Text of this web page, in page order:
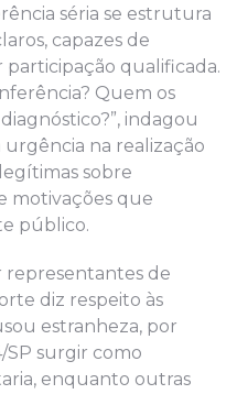
séria se estrutura
capazes de
qualificada.
Quem os
indagou
na realização
sobre
motivações que
público.
de
diz respeito às
estranheza, por
SP surgir como
enquanto outras